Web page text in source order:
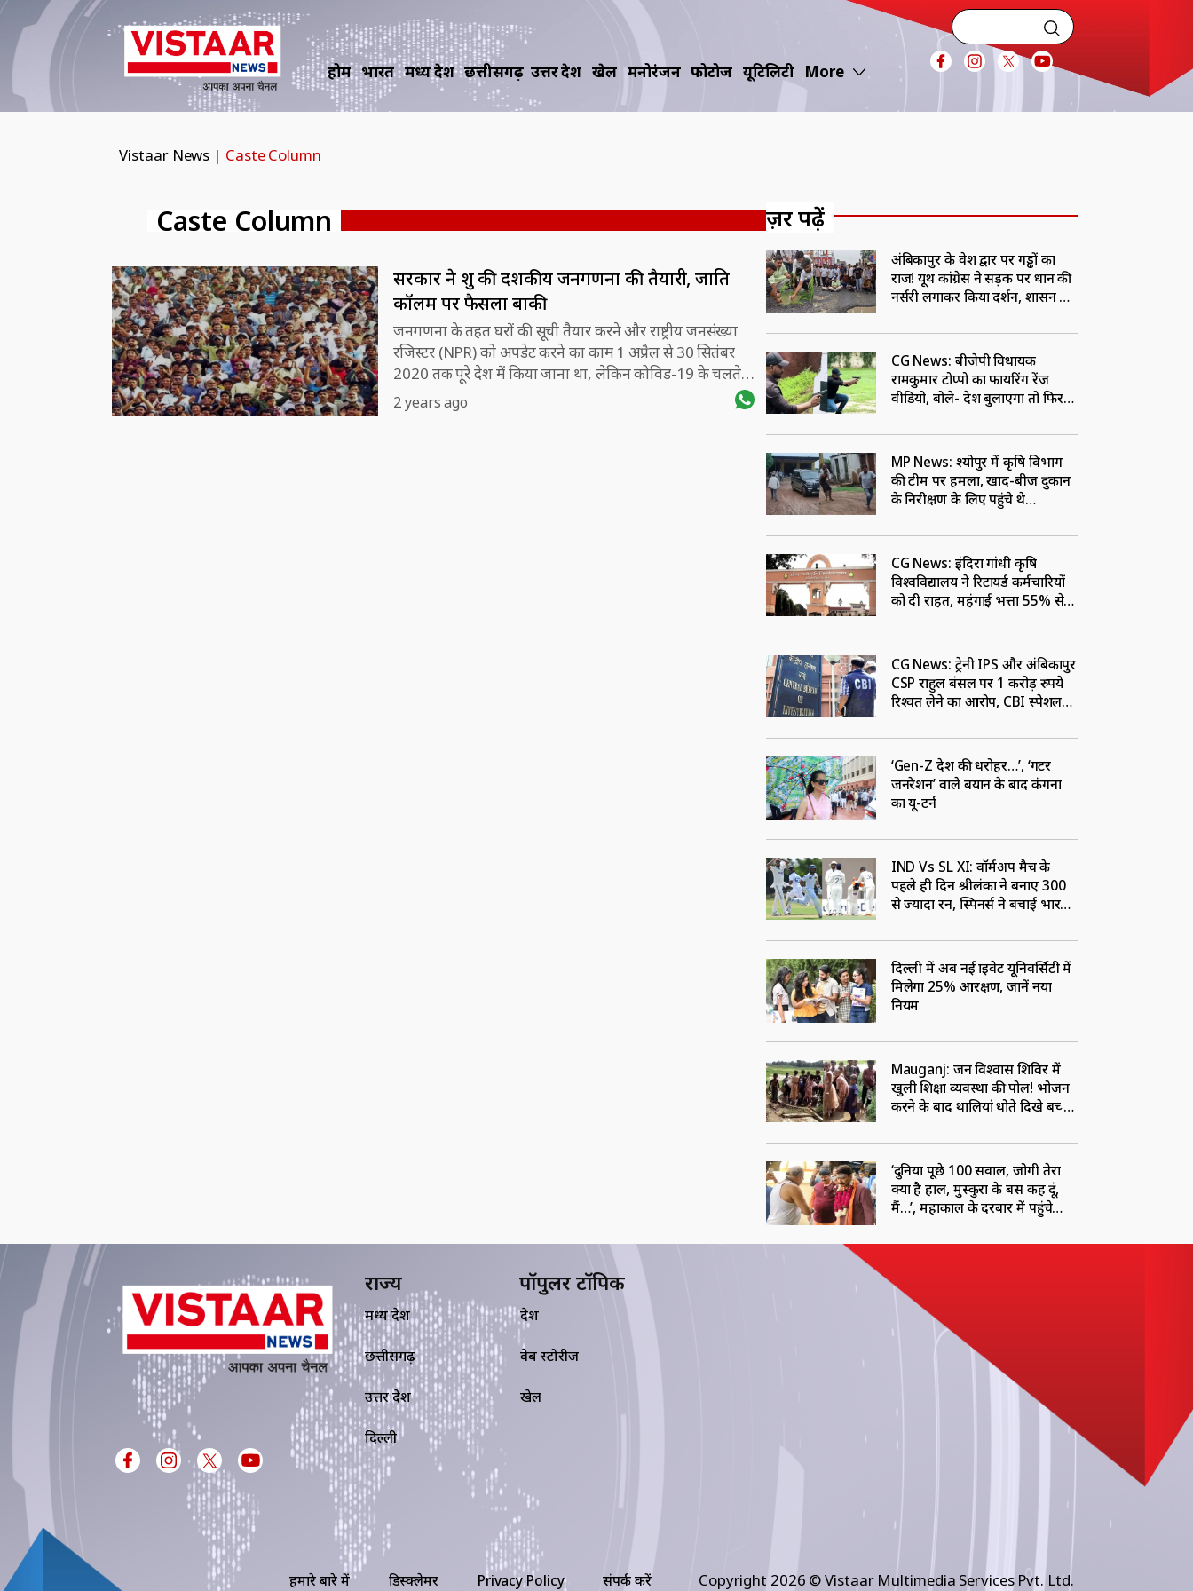
होम भारत मध्य प्रदेश छत्तीसगढ़ उत्तर प्रदेश खेल मनोरंजन फोटोज यूटिलिटी More
Vistaar News | Caste Column
Caste Column
सरकार ने शुरू की दशकीय जनगणना की तैयारी, जाति
कॉलम पर फैसला बाकी
जनगणना के तहत घरों की सूची तैयार करने और राष्ट्रीय जनसंख्या
रजिस्टर (NPR) को अपडेट करने का काम 1 अप्रैल से 30 सितंबर
2020 तक पूरे देश में किया जाना था, लेकिन कोविड-19 के चलते
इसे स्थगित कर दिया गया था.
2 years ago
ज़रूर पढ़ें
अंबिकापुर के प्रवेश द्वार पर गड्ढों का
राज! यूथ कांग्रेस ने सड़क पर धान की
नर्सरी लगाकर किया प्रदर्शन, प्रशासन के
CG News: बीजेपी विधायक
रामकुमार टोप्पो का फायरिंग रेंज
वीडियो, बोले- देश बुलाएगा तो फिर
MP News: श्‍योपुर में कृषि विभाग
की टीम पर हमला, खाद-बीज दुकान
के निरीक्षण के लिए पहुंचे थे
CG News: इंदिरा गांधी कृषि
विश्वविद्यालय ने रिटायर्ड कर्मचारियों
को दी राहत, महंगाई भत्ता 55% से
CG News: ट्रेनी IPS और अंबिकापुर
CSP राहुल बंसल पर 1 करोड़ रुपये
रिश्वत लेने का आरोप, CBI स्पेशल
‘Gen-Z देश की धरोहर…’, ‘गटर
जनरेशन’ वाले बयान के बाद कंगना
का यू-टर्न
IND Vs SL XI: वॉर्मअप मैच के
पहले ही दिन श्रीलंका ने बनाए 300
से ज्यादा रन, स्पिनर्स ने बचाई भारत
दिल्ली में अब नई प्राइवेट यूनिवर्सिटी में
मिलेगा 25% आरक्षण, जानें नया
नियम
Mauganj: जन विश्वास शिविर में
खुली शिक्षा व्यवस्था की पोल! भोजन
करने के बाद थालियां धोते दिखे बच्चे,
‘दुनिया पूछे 100 सवाल, जोगी तेरा
क्या है हाल, मुस्कुरा के बस कह दूं,
मैं…’, महाकाल के दरबार में पहुंचे
राज्य
मध्य प्रदेश
छत्तीसगढ़
उत्तर प्रदेश
दिल्ली
पॉपुलर टॉपिक
देश
वेब स्टोरीज
खेल
हमारे बारे में डिस्क्लेमर Privacy Policy संपर्क करें Copyright 2026 © Vistaar Multimedia Services Pvt. Ltd.